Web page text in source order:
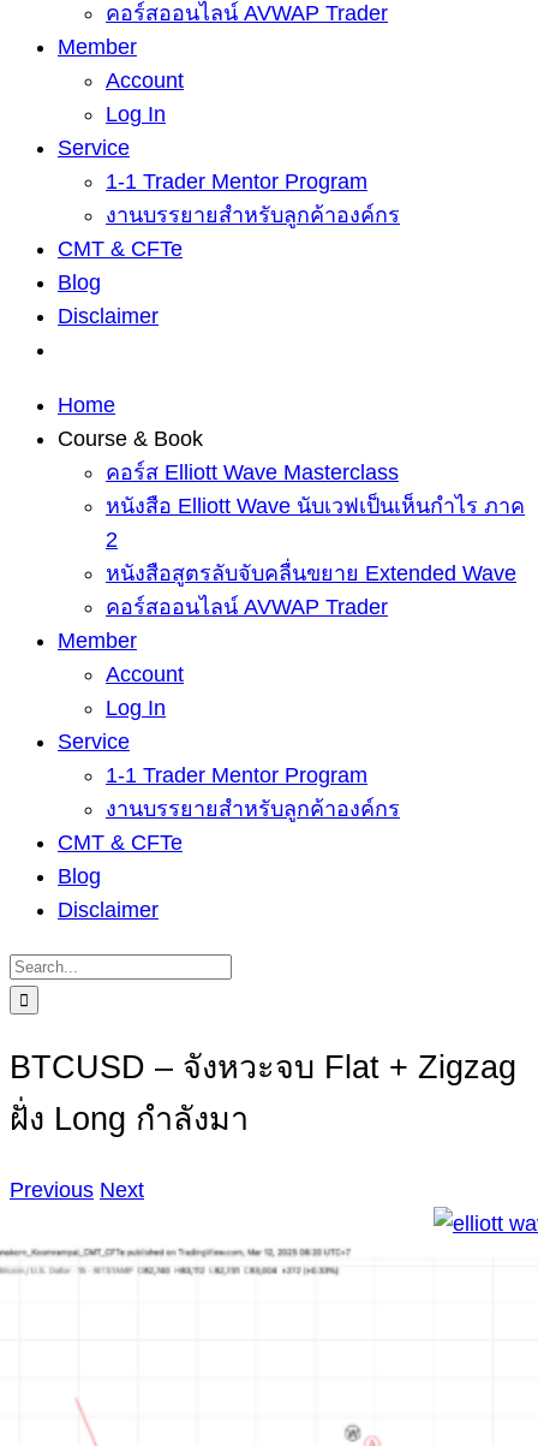
คอร์สออนไลน์ AVWAP Trader
Member
Account
Log In
Service
1-1 Trader Mentor Program
งานบรรยายสำหรับลูกค้าองค์กร
CMT & CFTe
Blog
Disclaimer
Home
Course & Book
คอร์ส Elliott Wave Masterclass
หนังสือ Elliott Wave นับเวฟเป็นเห็นกำไร ภาค
2
หนังสือสูตรลับจับคลื่นขยาย Extended Wave
คอร์สออนไลน์ AVWAP Trader
Member
Account
Log In
Service
1-1 Trader Mentor Program
งานบรรยายสำหรับลูกค้าองค์กร
CMT & CFTe
Blog
Disclaimer
Search
for:
BTCUSD – จังหวะจบ Flat + Zigzag
ฝั่ง Long กำลังมา
Previous Next